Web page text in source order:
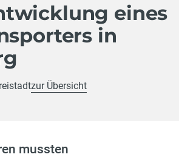
eines
in
zur Übersicht
mussten